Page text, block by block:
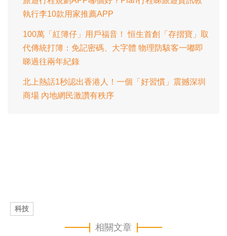
執行李10款用家推薦APP
100萬「紅簿仔」用戶福音！ 恒生首創「存摺寶」取
代傳統打簿：免記密碼、大字體 物理防駭客一嘟即
睇過往兩年紀錄
北上熱話1秒認出香港人！一個「好習慣」震撼深圳
商場 內地網民激讚有秩序
科技
相關文章